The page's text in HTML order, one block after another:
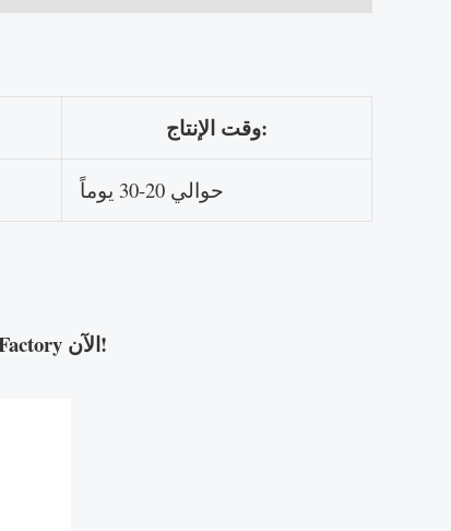
وقت الإنتاج:
حوالي 20-30 يوماً
مع Dreamway Handbag Factory Factory الآن!